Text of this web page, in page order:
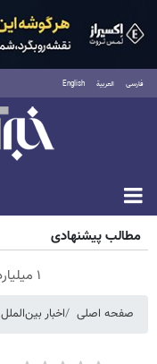
فارسی العربية English
جمعه ۱۶ مرداد ۱۴۰۵
مطالب پیشنهادی
۱ میلیارد اعتبار خرید طلا | بدون ضامن و چک
صفحه اصلی اخبار بین‌الملل